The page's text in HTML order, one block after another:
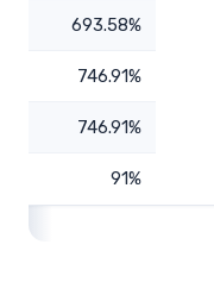
693.58%
746.91%
746.91%
91%